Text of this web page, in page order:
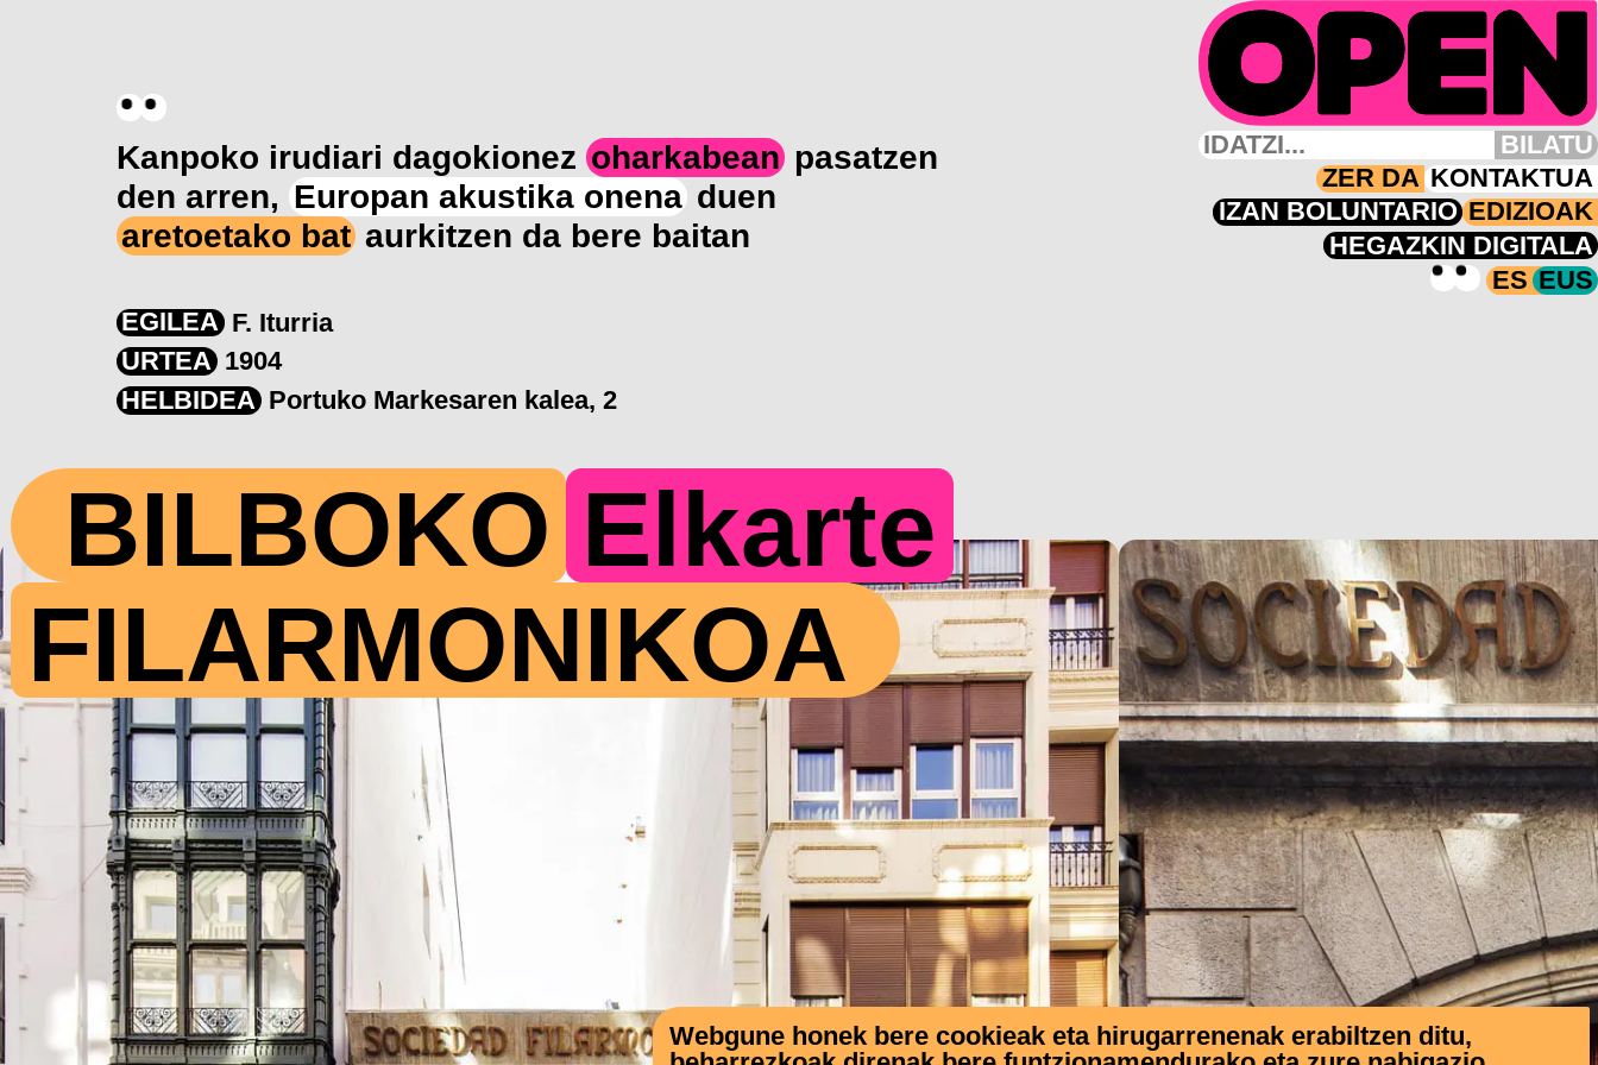
BILATU
ZER DA KONTAKTUA
IZAN BOLUNTARIO EDIZIOAK
HEGAZKIN DIGITALA
ES EUS
Kanpoko irudiari dagokionez oharkabean pasatzen
den arren, Europan akustika onena duen
aretoetako bat aurkitzen da bere baitan
EGILEAF. Iturria
URTEA1904
HELBIDEAPortuko Markesaren kalea, 2
BILBOKO Elkarte
FILARMONIKOA
Webgune honek bere cookieak eta hirugarrenenak erabiltzen ditu,